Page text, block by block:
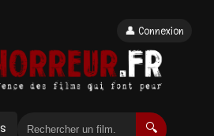
🔍
👤 Connexion